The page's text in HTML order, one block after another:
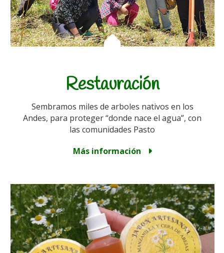
Restauración
Sembramos miles de arboles nativos en los
Andes, para proteger “donde nace el agua”, con
las comunidades Pasto
Más información